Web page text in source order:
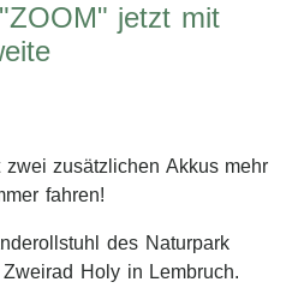
jetzt mit
zusätzlichen Akkus mehr
fahren!
des Naturpark
Holy in Lembruch.